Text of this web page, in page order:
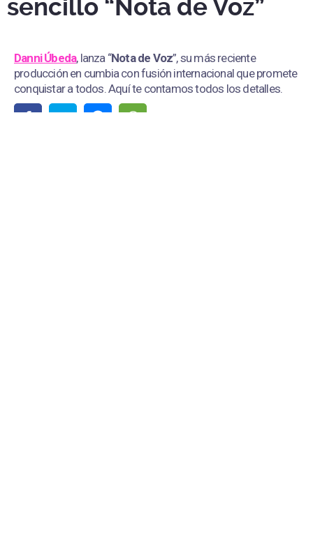
sencillo “Nota de Voz”
Danni Úbeda, lanza “Nota de Voz”, su más reciente
producción en cumbia con fusión internacional que promete
conquistar a todos. Aquí te contamos todos los detalles.